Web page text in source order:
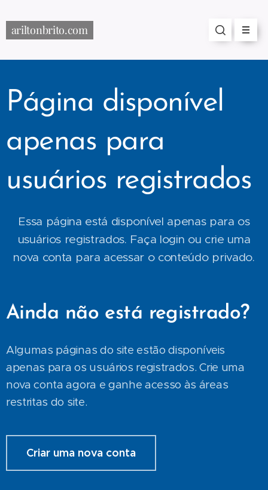
ariltonbrito.com
Página disponível
apenas para
usuários registrados
Essa página está disponível apenas para os
usuários registrados. Faça login ou crie uma
nova conta para acessar o conteúdo privado.
Ainda não está registrado?
Algumas páginas do site estão disponíveis
apenas para os usuários registrados. Crie uma
nova conta agora e ganhe acesso às áreas
restritas do site.
Criar uma nova conta